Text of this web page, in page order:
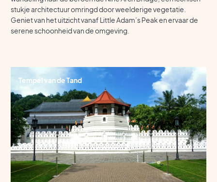
stukje architectuur omringd door weelderige vegetatie.
Geniet van het uitzicht vanaf Little Adam’s Peak en ervaar de
serene schoonheid van de omgeving.
Tempel van de Tand